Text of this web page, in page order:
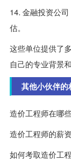
14. 金融投资公
估。
这些单位提供了
自己的专业背景
其他小伙伴的
造价工程师在哪
造价工程师的薪
如何考取造价工